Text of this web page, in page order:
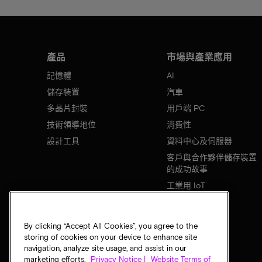
產品
記憶體
儲存裝置
多晶片封裝
技術領導地位
設計工具
市場與產業應用
AI
汽車
用戶端 PC
消費性
資料中心及伺服器
客戶與合作夥伴儲存裝置
的成功故事
工業用 IoT
By clicking “Accept All Cookies”, you agree to the
storing of cookies on your device to enhance site
navigation, analyze site usage, and assist in our
marketing efforts.
Privacy Notice | Website Terms of